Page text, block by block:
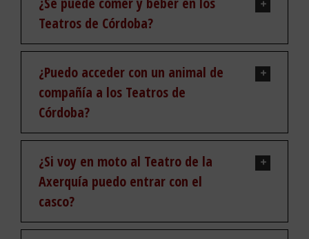
Teatros de Córdoba?
¿Puedo acceder con un animal de
compañía a los Teatros de
Córdoba?
¿Si voy en moto al Teatro de la
Axerquía puedo entrar con el
casco?